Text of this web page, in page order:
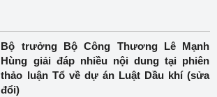
Bộ trưởng Bộ Công Thương Lê Mạnh
Hùng giải đáp nhiều nội dung tại phiên
thảo luận Tổ về dự án Luật Dầu khí (sửa
đổi)